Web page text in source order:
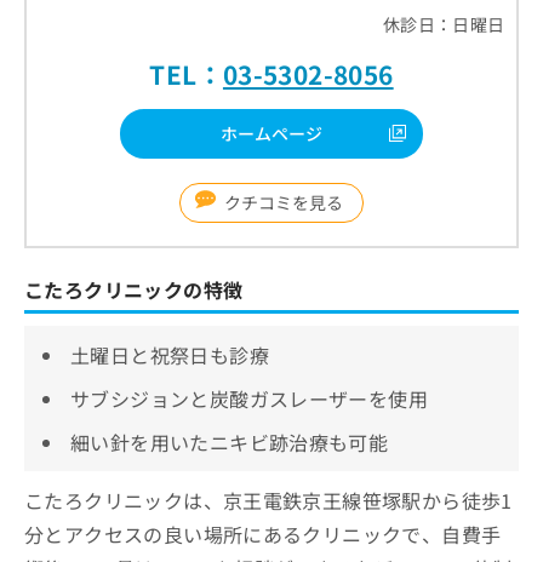
休診日：日曜日
TEL： 03-5302-8056
ホームページ
クチコミを見る
こたろクリニックの特徴
土曜日と祝祭日も診療
サブシジョンと炭酸ガスレーザーを使用
細い針を用いたニキビ跡治療も可能
こたろクリニックは、京王電鉄京王線笹塚駅から徒歩1
分とアクセスの良い場所にあるクリニックで、自費手